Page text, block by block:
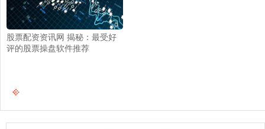
股票配资资讯网 揭秘：最受好
评的股票操盘软件推荐